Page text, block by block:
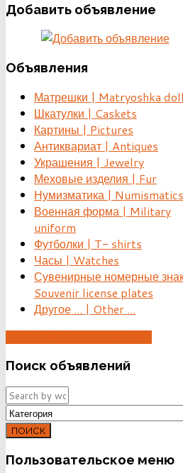
Добавить объявление
Объявления
Матрешки | Matryoshka
Шкатулки | Caskets
Картины | Pictures
Антиквариат | Antiques
Украшения | Jewelry
Меховые изделия | Fur
Нумизматика | Numismatics
Военная форма | Military
uniform
Футболки | T- shirts
Часы | Watches
Сувенирные номерные
Souvenir license plates
Другое ... | Other ...
Поиск объявлений
ПОИСК
Пользовательское меню